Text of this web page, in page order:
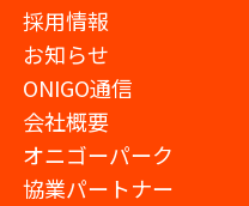
採用情報
お知らせ
ONIGO通信
会社概要
オニゴーパーク
協業パートナー